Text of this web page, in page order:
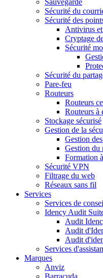
Sauvegarde
Sécurité du
Sécurité des
Antivirus
Cryptage
Sécurité
Sécurité du
Pare-feu
Routeurs
Routeurs
Routeurs à
Stockage sécurisé
Gestion de la
Gestion
Gestion du
Formation
Sécurité VPN
Filtrage du web
Réseaux sans fil
Services
Services de
Idency Audit
Audit
Audit
Audit
Services
Marques
Anviz